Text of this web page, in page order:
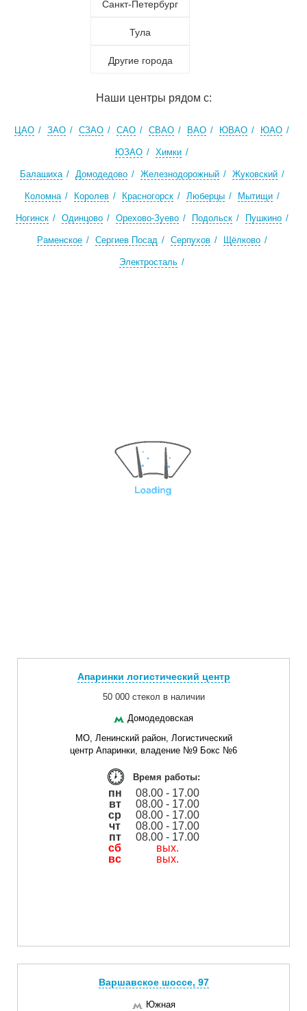
Санкт-Петербург
Тула
Другие города
Наши центры рядом с:
ЦАО ЗАО СЗАО САО СВАО ВАО ЮВАО ЮАО
ЮЗАО Химки
Балашиха Домодедово Железнодорожный Жуковский
Коломна Королев Красногорск Люберцы Мытищи
Ногинск Одинцово Орехово-Зуево Подольск Пушкино
Раменское Сергиев Посад Серпухов Щёлково
Электросталь
Апаринки логистический центр
50 000 стекол в наличии
Домодедовская
МО, Ленинский район, Логистический
центр Апаринки, владение №9 Бокс №6
Время работы:
пн
08.00 - 17.00
вт
08.00 - 17.00
ср
08.00 - 17.00
чт
08.00 - 17.00
пт
08.00 - 17.00
сб
вых.
вс
вых.
Варшавское шоссе, 97
Южная